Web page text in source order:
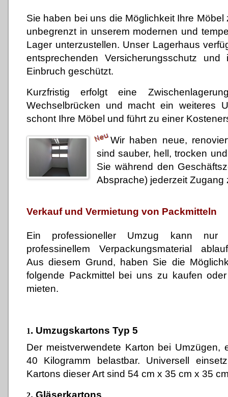
Sie haben bei uns die Möglichkeit Ihre Möbel
unbegrenzt in unserem modernen und
Lager unterzustellen. Unser Lagerhaus
entsprechenden Versicherungsschutz und
Einbruch geschützt.
Kurzfristig erfolgt eine
Wechselbrücken und macht ein weiteres
schont Ihre Möbel und führt zu einer
Wir haben neue,
sind sauber, hell, trocken
Sie während den
Absprache) jederzeit Zugang
Verkauf und Vermietung von Packmitteln
Ein professioneller Umzug kann nur
professinellem Verpackungsmaterial
Aus diesem Grund, haben Sie die
folgende Packmittel bei uns zu kaufen
mieten.
1. Umzugskartons Typ 5
Der meistverwendete Karton bei Umzügen,
40 Kilogramm belastbar. Universell
Kartons dieser Art sind 54 cm x 35 cm x 35
. Gläserkartons